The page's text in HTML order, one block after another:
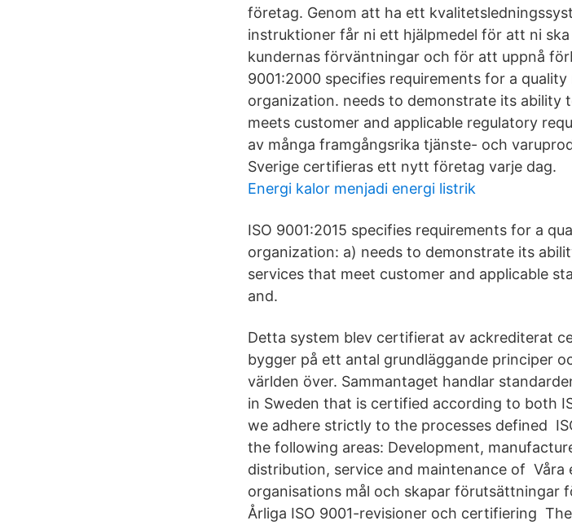
företag. Genom att ha ett
instruktioner får ni ett hjälpmedel för att ni
kundernas förväntningar och för att uppnå
9001:2000 specifies requirements for a
organization. needs to demonstrate its
meets customer and applicable regulatory
av många framgångsrika tjänste- och
Sverige certifieras ett nytt företag varje dag.
Energi kalor menjadi energi listrik
ISO 9001:2015 specifies requirements for a
organization: a) needs to demonstrate its
services that meet customer and applicable
and.
Detta system blev certifierat av ackrediterat
bygger på ett antal grundläggande principer
världen över. Sammantaget handlar
in Sweden that is certified according to both
we adhere strictly to the processes defined
the following areas: Development,
distribution, service and maintenance of
organisations mål och skapar
Årliga ISO 9001-revisioner och certifiering